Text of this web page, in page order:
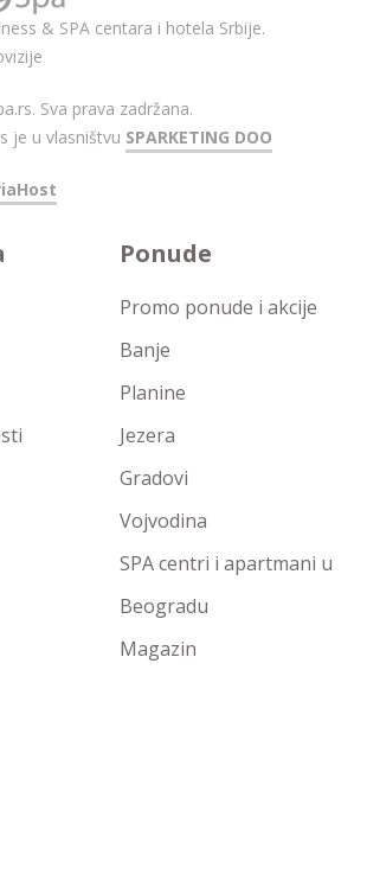
& SPA centara i hotela Srbije.
Sva prava zadržana.
je u vlasništvu SPARKETING DOO
Ponude
Promo ponude i akcije
Banje
Planine
Jezera
Gradovi
Vojvodina
SPA centri i apartmani u
Beogradu
Magazin